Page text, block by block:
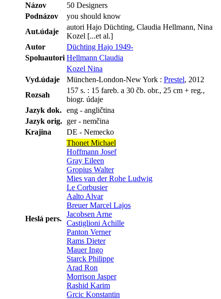
Názov
50 Designers
Podnázov
you should know
Aut.údaje
autori Hajo Düchting, Claudia Hellmann, Nina
Kozel [...et al.]
Autor
Düchting Hajo 1949-
Spoluautori Hellmann Claudia
Kozel Nina
Vyd.údaje
München-London-New York : Prestel, 2012
Rozsah
157 s. : 15 fareb. a 30 čb. obr., 25 cm + reg.,
biogr. údaje
Jazyk dok. eng - angličtina
Jazyk orig. ger - nemčina
Krajina
DE - Nemecko
Heslá pers.
Thonet Michael
Hoffmann Josef
Gray Eileen
Gropius Walter
Mies van der Rohe Ludwig
Le Corbusier
Aalto Alvar
Breuer Marcel Lajos
Jacobsen Arne
Castiglioni Achille
Panton Verner
Rams Dieter
Mauer Ingo
Starck Philippe
Arad Ron
Morrison Jasper
Rashid Karim
Grcic Konstantin